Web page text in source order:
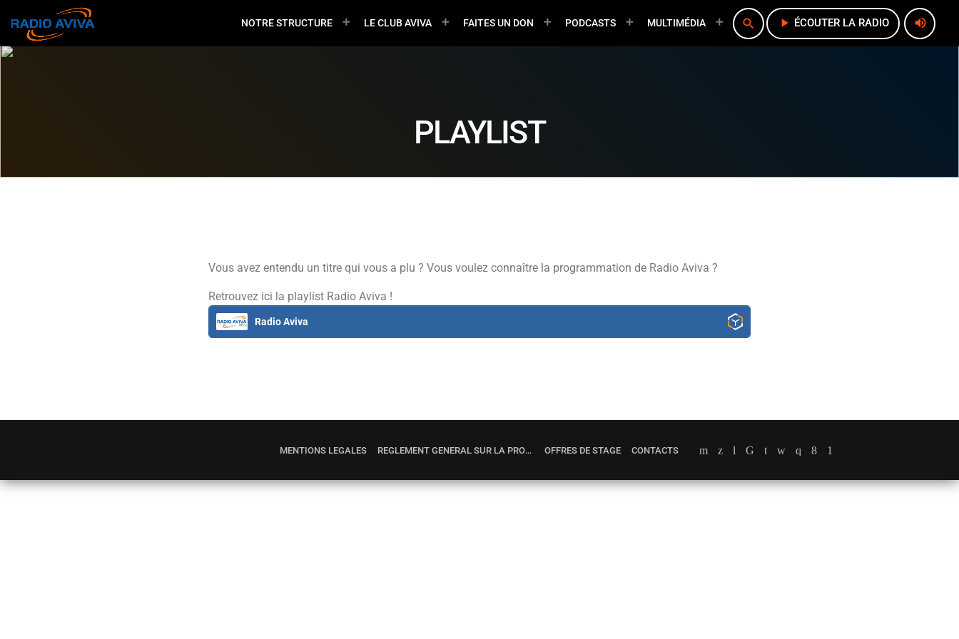
NOTRE STRUCTURE LE CLUB AVIVA FAITES UN DON PODCASTS MULTIMÉDIA search play_arrow ÉCOUTER LA RADIO volume_up
PLAYLIST
Vous avez entendu un titre qui vous a plu ? Vous voulez connaître la programmation de Radio Aviva ?
Retrouvez ici la playlist Radio Aviva !
Radio Aviva
MENTIONS LÉGALES RÈGLEMENT GÉNÉRAL SUR LA PROTECTION DES DONNÉES OFFRES DE STAGE CONTACTS